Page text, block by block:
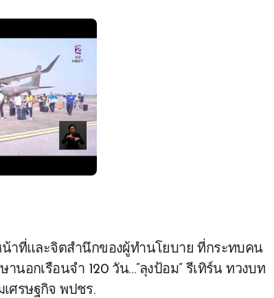
น้าที่และจิตสำนึกของผู้ทํานโยบาย ที่กระทบคน
นอกเรือนจำ 120 วัน…”ลุงป้อม” รีเทิร์น ทวงบท
ศรษฐกิจ พปชร.